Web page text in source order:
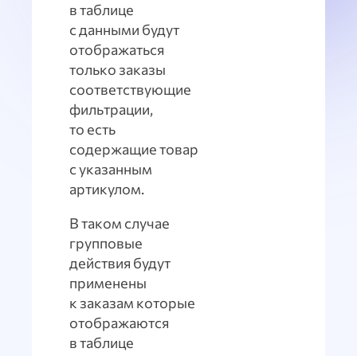
в таблице
с данными будут
отображаться
только заказы
соответствующие
фильтрации,
то есть
содержащие товар
с указанным
артикулом.
В таком случае
групповые
действия будут
применены
к заказам которые
отображаются
в таблице